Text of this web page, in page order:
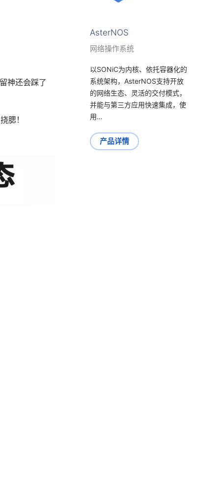
神还会踩了
腮！
AsterNOS
网络操作系统
以SONiC为内核、依托容器化的
系统架构，AsterNOS支持开放
的网络生态、灵活的交付模式，
并能与第三方应用快速集成，使
用…
产品详情